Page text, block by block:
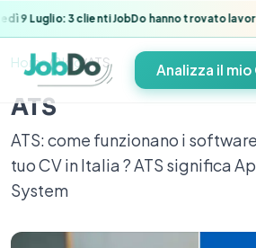
9 Luglio: 3 clienti JobDo hanno trovato
Analizza il mio
Home/ Blog/ATS
ATS
ATS: come funzionano i
tuo CV in Italia ? ATS significa
System